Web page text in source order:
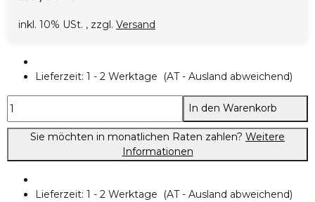
inkl. 10% USt. , zzgl. Versand
Lieferzeit: 1 - 2 Werktage (AT - Ausland abweichend)
In den Warenkorb
Sie möchten in monatlichen Raten zahlen? Weitere
Informationen
Lieferzeit: 1 - 2 Werktage (AT - Ausland abweichend)